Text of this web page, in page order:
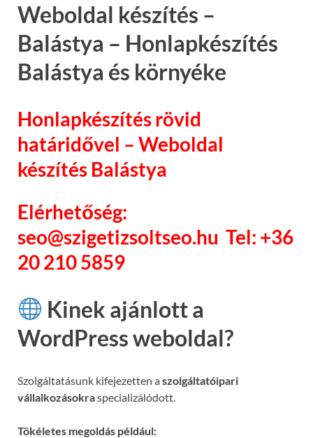
Weboldal készítés –
Balástya – Honlapkészítés
Balástya és környéke
Honlapkészítés rövid
határidővel – Weboldal
készítés Balástya
Elérhetőség:
seo@szigetizsoltseo.hu Tel: +36
20 210 5859
Kinek ajánlott a
WordPress weboldal?
Szolgáltatásunk kifejezetten aszolgáltatóipari
vállalkozásokraspecializálódott.
Tökéletes megoldás például: